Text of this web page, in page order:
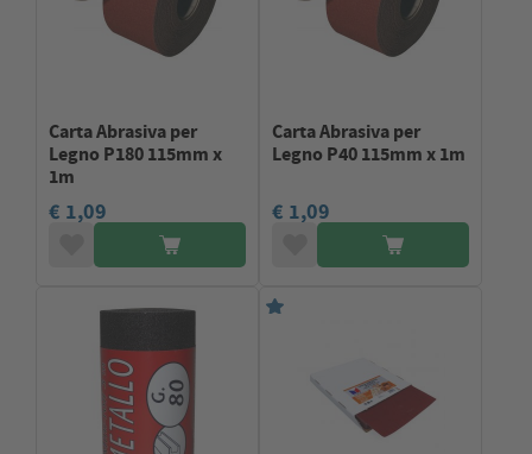
Carta Abrasiva per
Legno P180 115mm x
1m
€ 1,09
Carta Abrasiva per
Legno P40 115mm x 1m
€ 1,09